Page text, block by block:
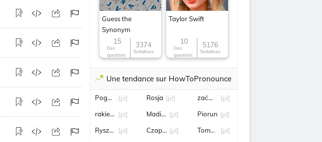
Guess the
Synonym
15
Des
questions
3374
Tentatives
Taylor Swift
10
Des
questions
5176
Tentatives
Une tendance sur HowToPronounce
Pogoda[pl]
rakieta lublin
[pl]
Ryszard Terlecki
[pl]
Rosja [pl]
Madison Keys
[pl]
Czaplinek
[pl]
zaćmienie
[pl]
Piorun [pl]
Tomasz Fornal
[pl]